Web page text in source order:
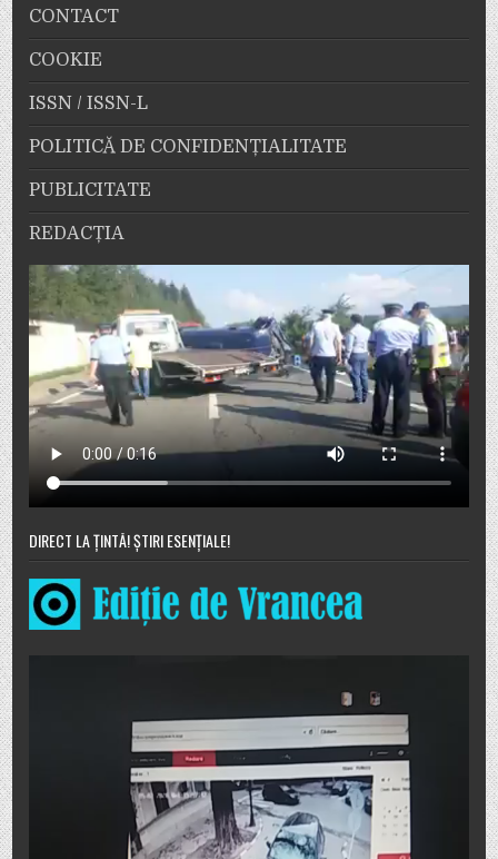
CONTACT
COOKIE
ISSN / ISSN-L
POLITICĂ DE CONFIDENȚIALITATE
PUBLICITATE
REDACȚIA
DIRECT LA ȚINTĂ! ȘTIRI ESENȚIALE!